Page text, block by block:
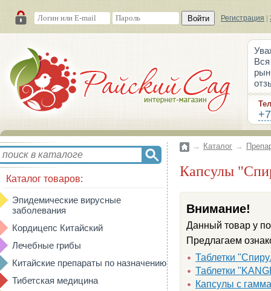
Войти Регистрация
Каталог товаров:
Эпидемические вирусные
заболевания
Кордицепс Китайский
Лечебные грибы
Китайские препараты по назначению
Тибетская медицина
→ Каталог →
Капсулы
Внимание!
Данный товар у
Предлагаем
Таблетки
Таблетки
Капсулы с